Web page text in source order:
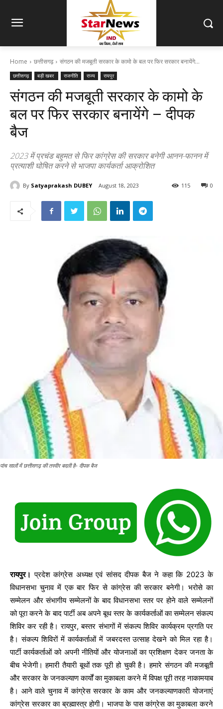
Home छत्तीसगढ़ संगठन की मजबूती सरकार के कामो के बल पर फिर सरकार बनायेंगे...
छत्तीसगढ़ बड़ी खबर राजनीति राज्य रायपुर
संगठन की मजबूती सरकार के कामो के
बल पर फिर सरकार बनायेंगे – दीपक
बैज
2023 में प्रचंड बहुमत से फिर कांग्रेस की सरकार बनेगी आनन-फानन में
प्रत्याशी घोषित करने से भाजपा कार्यकर्ता आक्रोशित
By Satyaprakash DUBEY August 18, 2023 0
115
पांच सालों में छत्तीसगढ़ की तस्वीर बदली है- दीपक बैज
रायपुर। प्रदेश कांग्रेस अध्यक्ष एवं सांसद दीपक बैज ने कहा कि 2023 के
विधानसभा चुनाव में एक बार फिर से कांग्रेस की सरकार बनेगी। भरोसे का
सम्मेलन और संभागीय सम्मेलनों के बाद विधानसभा स्तर पर होने वाले सम्मेलनों
को पूरा करने के बाद पार्टी अब अपने बूथ स्तर के कार्यकर्ताओं का सम्मेलन संकल्प
शिविर कर रही है। रायपुर, बस्तर संभागों में संकल्प शिविर कार्यक्रम प्रगति पर
है। संकल्प शिविरों में कार्यकर्ताओं में जबरदस्त उत्साह देखने को मिल रहा है।
पार्टी कार्यकर्ताओं को अपनी नीतियों और योजनाओं का प्रशिक्षण देकर जनता के
बीच भेजेगी। हमारी तैयारी बूथों तक पूरी हो चुकी है। हमारे संगठन की मजबूती
और सरकार के जनकल्याण कार्यों का मुकाबला करने में विपक्ष पूरी तरह नाकामयाब
है। आने वाले चुनाव में कांग्रेस सरकार के काम और जनकल्याणकारी योजनाएं
कांग्रेस सरकार का ब्रह्मास्त्र होगी। भाजपा के पास कांग्रेस का मुकाबला करने